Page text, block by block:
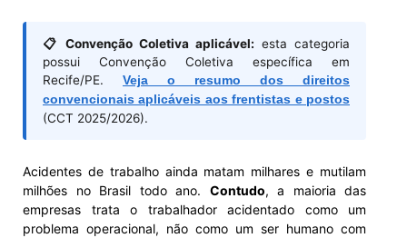
📋 Convenção Coletiva aplicável: esta categoria
possui Convenção Coletiva específica em
Recife/PE. Veja o resumo dos direitos
convencionais aplicáveis aos frentistas e postos
(CCT 2025/2026).
Acidentes de trabalho ainda matam milhares e mutilam
milhões no Brasil todo ano. Contudo, a maioria das
empresas trata o trabalhador acidentado como um
problema operacional, não como um ser humano com